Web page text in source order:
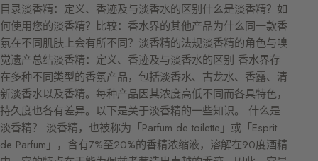
目录淡香精：定义、香迹及与淡香水的区别什么是淡香精？如
何使用您的淡香精？比较：香水界的其他产品为什么同一款香
氛在不同肌肤上会有所不同？淡香精的法规淡香精的角色与嗅
觉遗产总结淡香精：定义、香迹及与淡香水的区别 香水界存
在多种不同类型的香氛产品，包括淡香水、古龙水、香露、清
新淡香水以及香精。每种产品因其浓度高低不同而各具特色，
持久度也各有差异。以下是关于淡香精的一些知识。 什么是
淡香精？ 淡香精，也被称为「Parfum de toilette」或「Esprit
de Parfum」，含有7%至20%的香精浓缩液，溶解在90度酒精